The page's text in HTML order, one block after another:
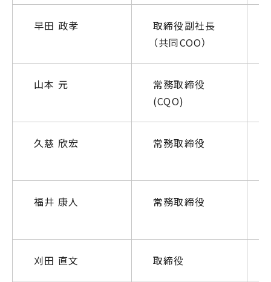
早田 政孝
取締役副社長
（共同COO）
山本 元
常務取締役
(CQO)
久慈 欣宏 常務取締役
福井 康人 常務取締役
刈田 直文 取締役